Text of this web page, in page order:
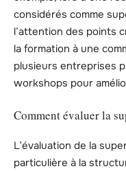
considérés comme
l’attention des points
la formation à une
plusieurs entreprises
workshops pour
Comment évaluer la
L’évaluation de la
particulière à la